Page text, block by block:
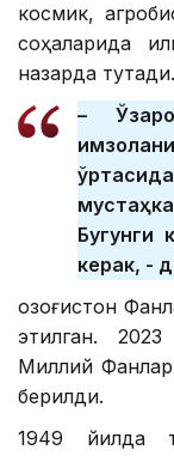
космик,
соҳаларида
назарда тутади.
–
Бугунги
керак, -
Қозоғистон
этилган. 2023
Миллий
берилди.
1949 йилда